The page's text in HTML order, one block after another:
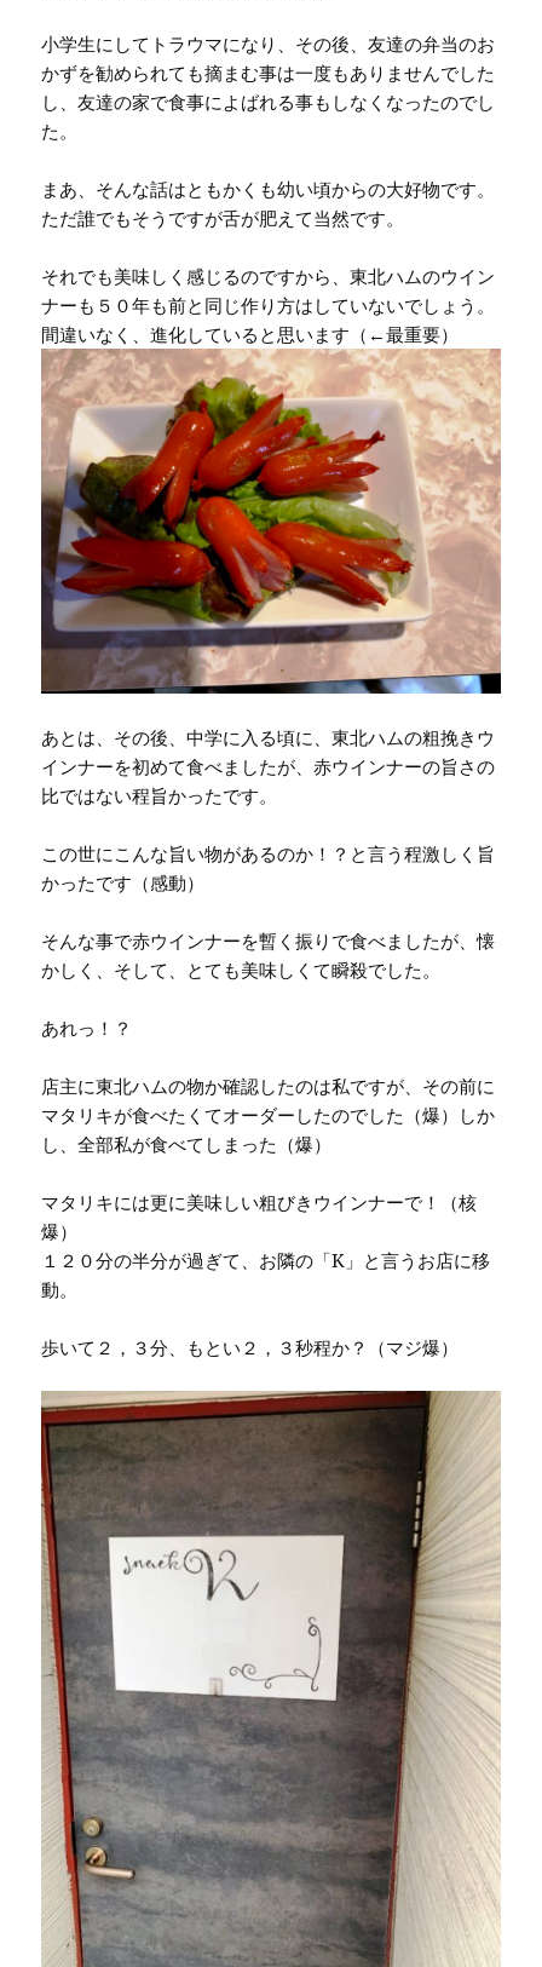
小学生にしてトラウマになり、その後、友達の弁当のお
かずを勧められても摘まむ事は一度もありませんでした
し、友達の家で食事によばれる事もしなくなったのでし
た。
まあ、そんな話はともかくも幼い頃からの大好物です。
ただ誰でもそうですが舌が肥えて当然です。
それでも美味しく感じるのですから、東北ハムのウイン
ナーも５０年も前と同じ作り方はしていないでしょう。
間違いなく、進化していると思います（←最重要）
あとは、その後、中学に入る頃に、東北ハムの粗挽きウ
インナーを初めて食べましたが、赤ウインナーの旨さの
比ではない程旨かったです。
この世にこんな旨い物があるのか！？と言う程激しく旨
かったです（感動）
そんな事で赤ウインナーを暫く振りで食べましたが、懐
かしく、そして、とても美味しくて瞬殺でした。
あれっ！？
店主に東北ハムの物か確認したのは私ですが、その前に
マタリキが食べたくてオーダーしたのでした（爆）しか
し、全部私が食べてしまった（爆）
マタリキには更に美味しい粗びきウインナーで！（核
爆）
１２０分の半分が過ぎて、お隣の「K」と言うお店に移
動。
歩いて２，３分、もとい２，３秒程か？（マジ爆）